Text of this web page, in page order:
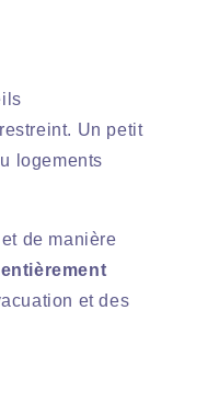
Un petit
logements
de manière
et des